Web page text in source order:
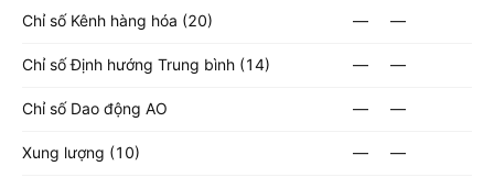
Chỉ số Kênh hàng hóa (20) — —
Chỉ số Định hướng Trung bình (14) — —
Chỉ số Dao động AO — —
Xung lượng (10) — —